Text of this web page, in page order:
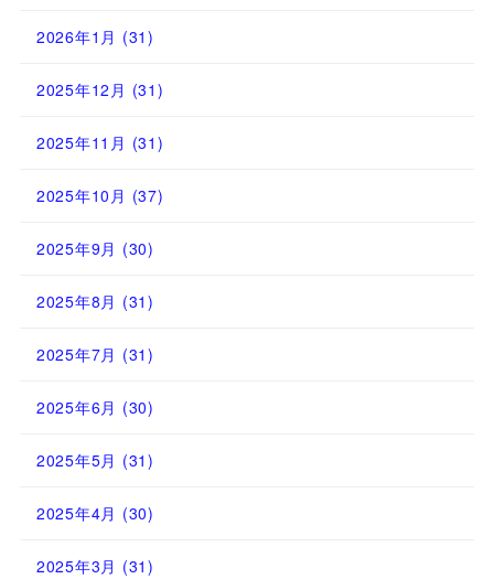
2026年1月 (31)
2025年12月 (31)
2025年11月 (31)
2025年10月 (37)
2025年9月 (30)
2025年8月 (31)
2025年7月 (31)
2025年6月 (30)
2025年5月 (31)
2025年4月 (30)
2025年3月 (31)